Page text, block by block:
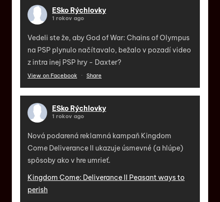
ESko Rýchlovky
1 rokov ago
Vedeli ste že, aby God of War: Chains of Olympus
na PSP plynulo načítavalo, bežalo v pozadí video
z intra inej PSP hry - Daxter?
View on Facebook · Share
ESko Rýchlovky
1 rokov ago
Nová podarená reklamná kampaň Kingdom
Come Deliverance II ukazuje úsmevné (a hlúpe)
spôsoby ako v hre umrieť.
Kingdom Come: Deliverance II Peasant ways to
perish